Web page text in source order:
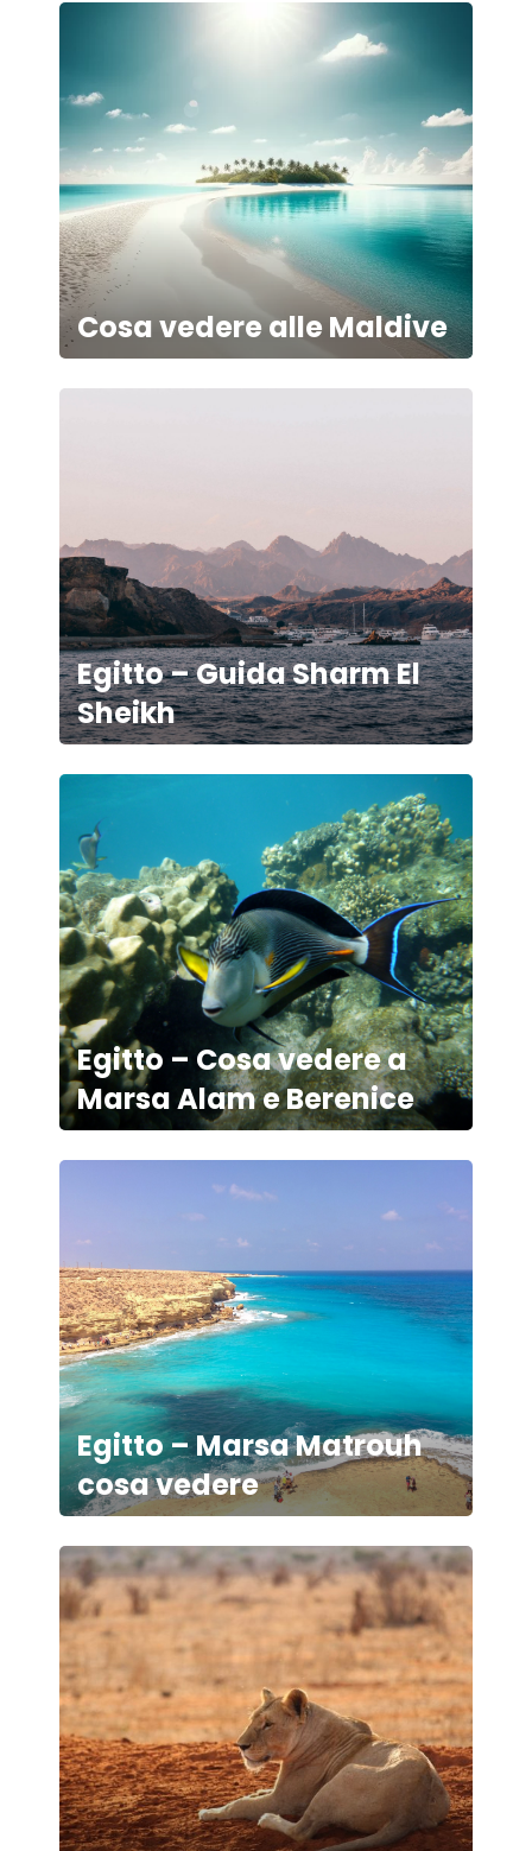
Cosa vedere alle Maldive
Egitto – Guida Sharm El
Sheikh
Egitto – Cosa vedere a
Marsa Alam e Berenice
Egitto – Marsa Matrouh
cosa vedere